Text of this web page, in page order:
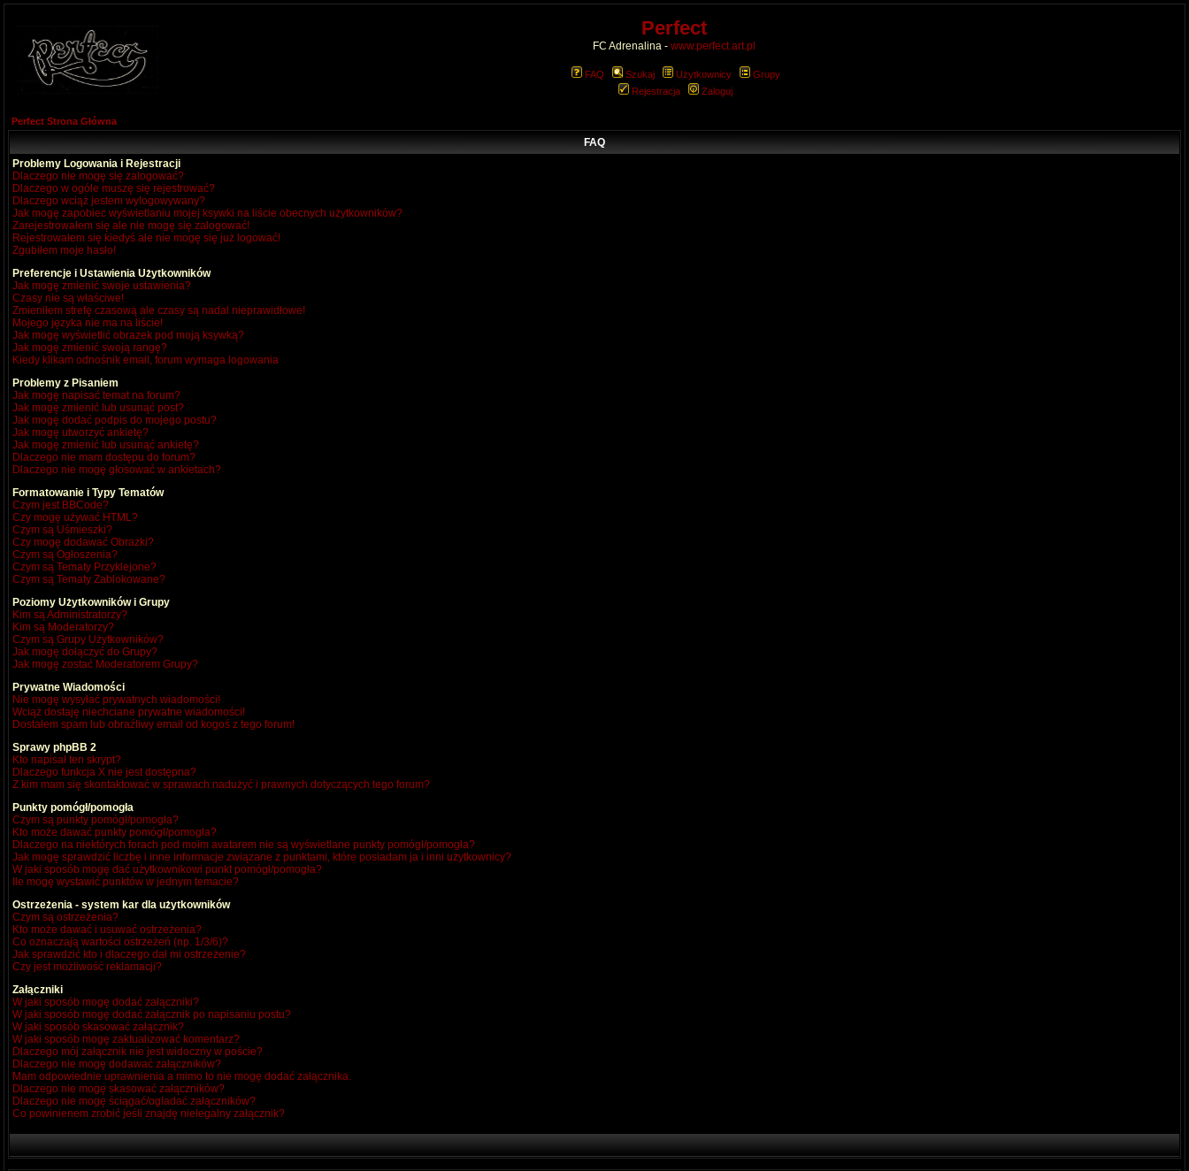
Perfect
FC Adrenalina - www.perfect.art.pl
FAQ Szukaj Użytkownicy
Grupy
Rejestracja
Zaloguj
Perfect Strona Główna
FAQ
Problemy Logowania i Rejestracji
Dlaczego nie mogę się zalogować?
Dlaczego w ogóle muszę się rejestrować?
Dlaczego wciąż jestem wylogowywany?
Jak mogę zapobiec wyświetlaniu mojej ksywki na liście obecnych użytkowników?
Zarejestrowałem się ale nie mogę się zalogować!
Rejestrowałem się kiedyś ale nie mogę się już logować!
Zgubiłem moje hasło!
Preferencje i Ustawienia Użytkowników
Jak mogę zmienić swoje ustawienia?
Czasy nie są właściwe!
Zmieniłem strefę czasową ale czasy są nadal nieprawidłowe!
Mojego języka nie ma na liście!
Jak mogę wyświetlić obrazek pod moją ksywką?
Jak mogę zmienić swoją rangę?
Kiedy klikam odnośnik email, forum wymaga logowania
Problemy z Pisaniem
Jak mogę napisać temat na forum?
Jak mogę zmienić lub usunąć post?
Jak mogę dodać podpis do mojego postu?
Jak mogę utworzyć ankietę?
Jak mogę zmienić lub usunąć ankietę?
Dlaczego nie mam dostępu do forum?
Dlaczego nie mogę głosować w ankietach?
Formatowanie i Typy Tematów
Czym jest BBCode?
Czy mogę używać HTML?
Czym są Uśmieszki?
Czy mogę dodawać Obrazki?
Czym są Ogłoszenia?
Czym są Tematy Przyklejone?
Czym są Tematy Zablokowane?
Poziomy Użytkowników i Grupy
Kim są Administratorzy?
Kim są Moderatorzy?
Czym są Grupy Użytkowników?
Jak mogę dołączyć do Grupy?
Jak mogę zostać Moderatorem Grupy?
Prywatne Wiadomości
Nie mogę wysyłać prywatnych wiadomości!
Wciąż dostaję niechciane prywatne wiadomości!
Dostałem spam lub obraźliwy email od kogoś z tego forum!
Sprawy phpBB 2
Kto napisał ten skrypt?
Dlaczego funkcja X nie jest dostępna?
Z kim mam się skontaktować w sprawach nadużyć i prawnych dotyczących tego forum?
Punkty pomógł/pomogła
Czym są punkty pomógł/pomogła?
Kto może dawać punkty pomógł/pomogła?
Dlaczego na niektórych forach pod moim avatarem nie są wyświetlane punkty pomógł/pomogła?
Jak mogę sprawdzić liczbę i inne informacje związane z punktami, które posiadam ja i inni użytkownicy?
W jaki sposób mogę dać użytkownikowi punkt pomógł/pomogła?
Ile mogę wystawić punktów w jednym temacie?
Ostrzeżenia - system kar dla użytkowników
Czym są ostrzeżenia?
Kto może dawać i usuwać ostrzeżenia?
Co oznaczają wartości ostrzeżeń (np. 1/3/6)?
Jak sprawdzić kto i dlaczego dał mi ostrzeżenie?
Czy jest możliwość reklamacji?
Załączniki
W jaki sposób mogę dodać załączniki?
W jaki sposób mogę dodać załącznik po napisaniu postu?
W jaki sposób skasować załącznik?
W jaki sposób mogę zaktualizować komentarz?
Dlaczego mój załącznik nie jest widoczny w poście?
Dlaczego nie mogę dodawać załączników?
Mam odpowiednie uprawnienia a mimo to nie mogę dodać załącznika.
Dlaczego nie mogę skasować załączników?
Dlaczego nie mogę ściągać/ogladać załączników?
Co powinienem zrobić jeśli znajdę nielegalny załącznik?